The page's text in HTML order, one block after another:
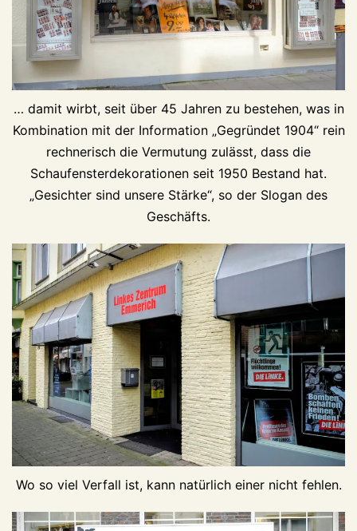
… damit wirbt, seit über 45 Jahren zu bestehen, was in
Kombination mit der Information „Gegründet 1904“ rein
rechnerisch die Vermutung zulässt, dass die
Schaufensterdekorationen seit 1950 Bestand hat.
„Gesichter sind unsere Stärke“, so der Slogan des
Geschäfts.
Wo so viel Verfall ist, kann natürlich einer nicht fehlen.